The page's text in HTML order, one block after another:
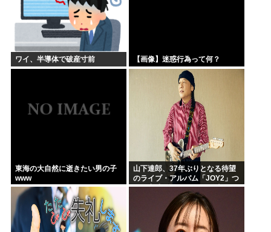
ワイ、半導体で破産寸前 【画像】迷惑行為って何？
東海の大自然に逝きたい男の子
www
山下達郎、37年ぶりとなる待望
のライブ・アルバム「JOY2」つ
いに完成、10月14日に発売